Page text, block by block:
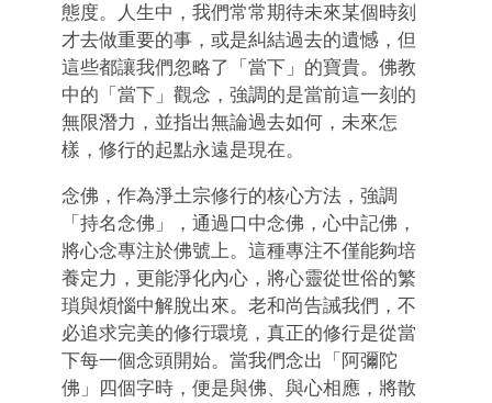
態度。人生中，我們常常期待未來某個時刻
才去做重要的事，或是糾結過去的遺憾，但
這些都讓我們忽略了「當下」的寶貴。佛教
中的「當下」觀念，強調的是當前這一刻的
無限潛力，並指出無論過去如何，未來怎
樣，修行的起點永遠是現在。
念佛，作為淨土宗修行的核心方法，強調
「持名念佛」，通過口中念佛，心中記佛，
將心念專注於佛號上。這種專注不僅能夠培
養定力，更能淨化內心，將心靈從世俗的繁
瑣與煩惱中解脫出來。老和尚告誡我們，不
必追求完美的修行環境，真正的修行是從當
下每一個念頭開始。當我們念出「阿彌陀
佛」四個字時，便是與佛、與心相應，將散